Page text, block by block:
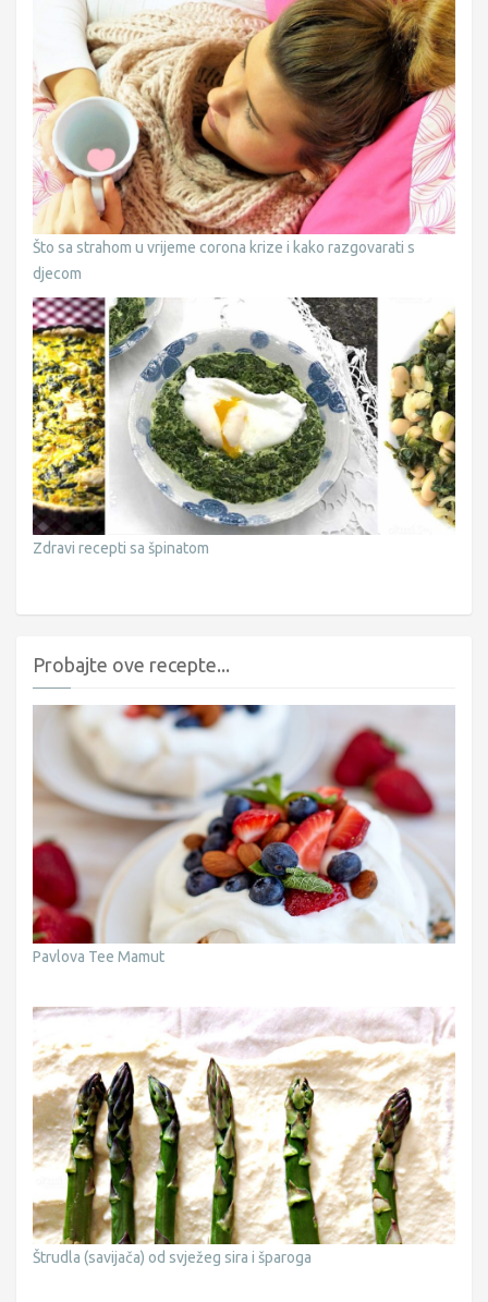
Što sa strahom u vrijeme corona krize i kako razgovarati s
djecom
Zdravi recepti sa špinatom
Probajte ove recepte...
Pavlova Tee Mamut
Štrudla (savijača) od svježeg sira i šparoga